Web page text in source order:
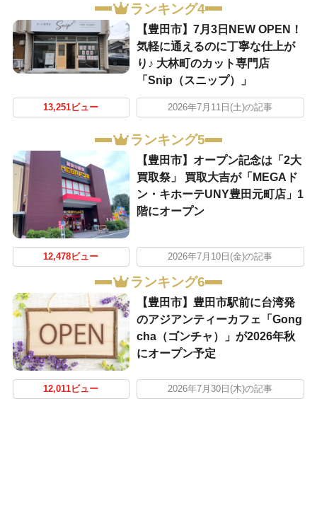
ランキング4
【豊田市】7月3日NEW OPEN！
気軽に通えるのに丁寧な仕上が
り♪ 大林町のカット専門店
「Snip（スニップ）」
13,251ビュー 2026年7月11日(土)の記事
ランキング5
【豊田市】オープン記念は「2大
買取祭」 買取大吉が「MEGAド
ン・キホーテUNY豊田元町店」1
階にオープン
12,478ビュー 2026年7月10日(金)の記事
ランキング6
【豊田市】豊田市駅前に台湾発
のアジアンティーカフェ「Gong
cha（ゴンチャ）」が2026年秋
にオープン予定
12,011ビュー 2026年7月30日(木)の記事